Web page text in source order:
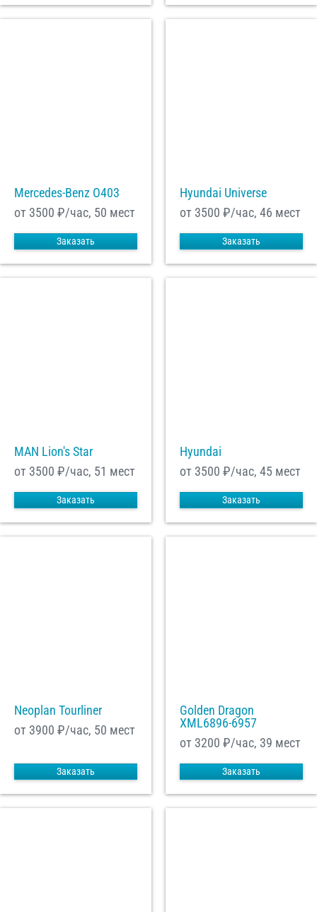
Mercedes-Benz О403
от 3500 ₽/час, 50 мест
Заказать
Hyundai Universe
от 3500 ₽/час, 46 мест
Заказать
MAN Lion's Star
от 3500 ₽/час, 51 мест
Заказать
Hyundai
от 3500 ₽/час, 45 мест
Заказать
Neoplan Tourliner
от 3900 ₽/час, 50 мест
Заказать
Golden Dragon
XML6896-6957
от 3200 ₽/час, 39 мест
Заказать